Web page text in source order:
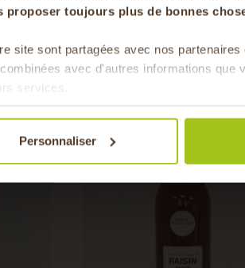
toujours plus de bonnes
site sont partagées avec nos
avec d'autres informations que
services.
Personnaliser
BIO
Pour faire le plein chaque
&